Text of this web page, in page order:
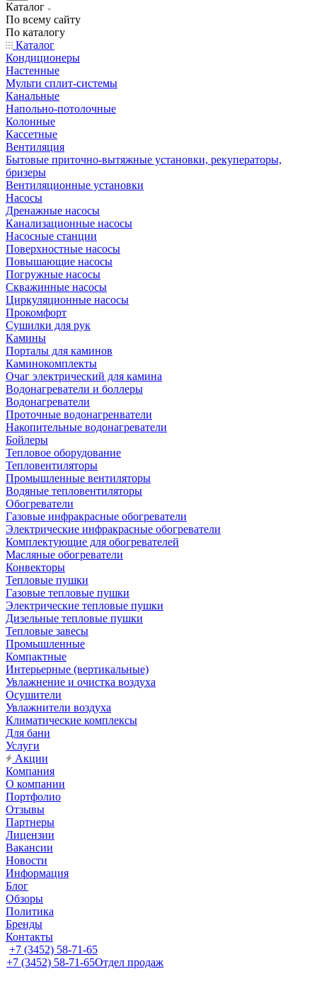
Каталог
По всему сайту
По каталогу
Каталог
Кондиционеры
Настенные
Мульти сплит-системы
Канальные
Напольно-потолочные
Колонные
Кассетные
Вентиляция
Бытовые приточно-вытяжные установки, рекуператоры,
бризеры
Вентиляционные установки
Насосы
Дренажные насосы
Канализационные насосы
Насосные станции
Поверхностные насосы
Повышающие насосы
Погружные насосы
Скважинные насосы
Циркуляционные насосы
Прокомфорт
Сушилки для рук
Камины
Порталы для каминов
Каминокомплекты
Очаг электрический для камина
Водонагреватели и боллеры
Водонагреватели
Проточные водонагренватели
Накопительные водонагреватели
Бойлеры
Тепловое оборудование
Тепловентиляторы
Промышленные вентиляторы
Водяные тепловентиляторы
Обогреватели
Газовые инфракрасные обогреватели
Электрические инфракрасные обогреватели
Комплектующие для обогревателей
Масляные обогреватели
Конвекторы
Тепловые пушки
Газовые тепловые пушки
Электрические тепловые пушки
Дизельные тепловые пушки
Тепловые завесы
Промышленные
Компактные
Интерьерные (вертикальные)
Увлажнение и очистка воздуха
Осушители
Увлажнители воздуха
Климатические комплексы
Для бани
Услуги
Акции
Компания
О компании
Портфолио
Отзывы
Партнеры
Лицензии
Вакансии
Новости
Информация
Блог
Обзоры
Политика
Бренды
Контакты
+7 (3452) 58-71-65
+7 (3452) 58-71-65Отдел продаж